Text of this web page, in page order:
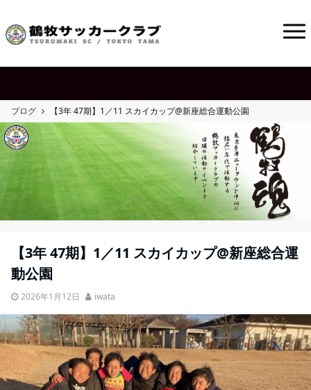
ブログ 【3年 47期】1／11 スカイカップ@新座総合運動公園
【3年 47期】1／11 スカイカップ@新座総合運
動公園
2026年1月12日 iwata